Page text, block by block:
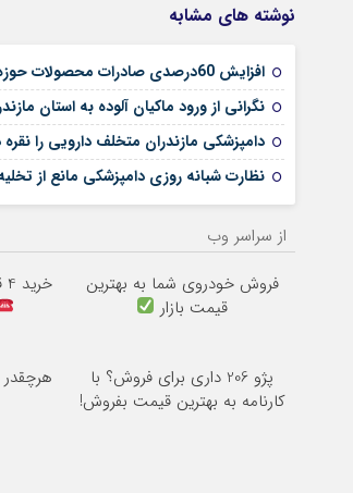
نوشته های مشابه
افزایش 60درصدی صادرات محصولات حوزه دامپزشکی مازندران
نگرانی از ورود ماکیان آلوده به استان
دامپزشکی مازندران متخلف دارویی را نقره
نظارت شبانه روزی دامپزشکی مانع از تخلیه 3 هزار تن نهاده فاسد در کشور
از سراسر وب
فروش خودروی شما به بهترین
قیمت بازار
خرید 4 قسطه اینترنت پیشگامان
پژو 206 داری برای فروش؟ با
کارنامه به بهترین قیمت بفروش!